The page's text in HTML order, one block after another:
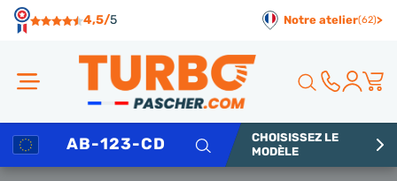
4,5/5 Notre atelier(62)>
Rechercher
CHOISISSEZ LE
MODÈLE
Panneau de gestion des cookies